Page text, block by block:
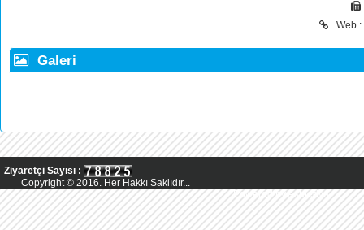
Web :
Galeri
Ziyaretçi Sayısı :
Copyright © 2016. Her Hakkı Saklıdır...
Powered by AsMedya